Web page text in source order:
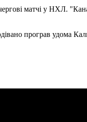
матчі у НХЛ.
програв удома